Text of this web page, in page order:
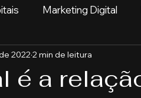
Marketing Digital
comunidade
é a
2022 2 min de leitura